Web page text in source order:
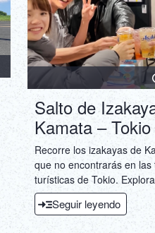
Salto de
Kamata – Tokio
Recorre los izakayas de
que no encontrarás en
turísticas de Tokio.
gastronómicas locales,
disfruta de la comida y las
Seguir leyendo